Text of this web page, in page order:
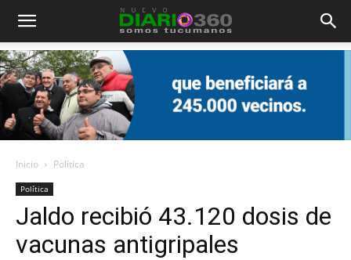
Diario
360
Inicio Política
Política
Jaldo recibió 43.120 dosis de
vacunas antigripales